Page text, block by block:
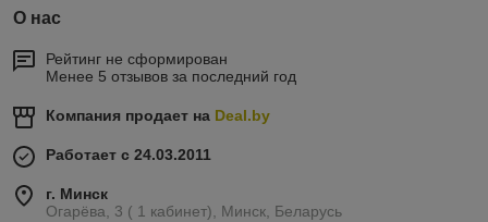
О нас
Рейтинг не сформирован
Менее 5 отзывов за последний год
Компания продает на Deal.by
Работает с 24.03.2011
г. Минск
Огарёва, 3 ( 1 кабинет), Минск, Беларусь